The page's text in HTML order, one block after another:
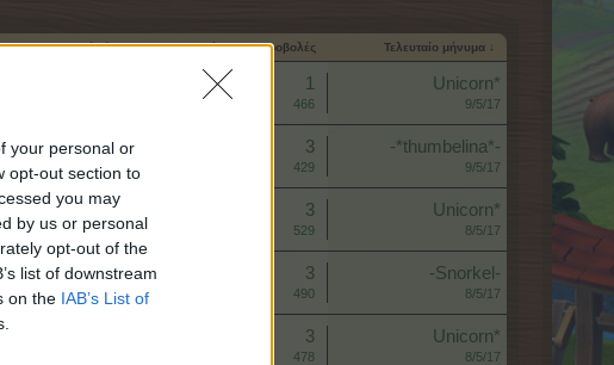
your personal or
opt-out section to
you may
by us or personal
opt-out of the
list of downstream
on the IAB’s List of
Ημερομηνία έναρξης Απαντήσεις Προβολές Τελευταίο μήνυμα ↓
Απαντήσεις: 1
Προβολές: 466
Unicorn*
9/5/17
3
429
-*thumbelina*-
9/5/17
3
529
Unicorn*
8/5/17
3
490
-Snorkel-
8/5/17
3
478
Unicorn*
8/5/17